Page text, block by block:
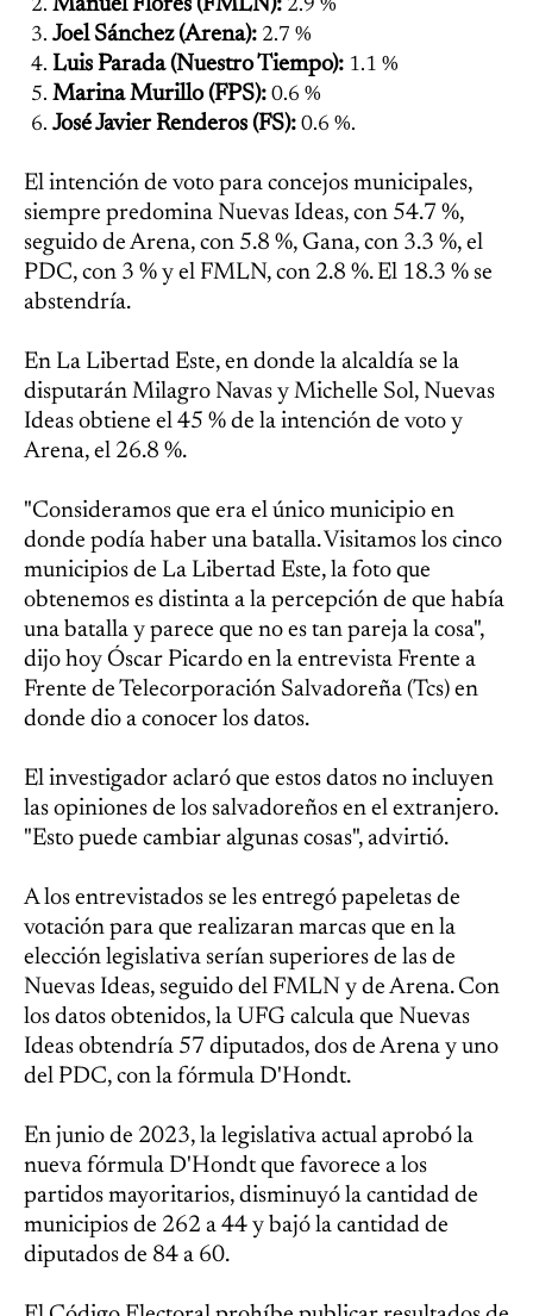
Manuel Flores (FMLN): 2.9 %
Joel Sánchez (Arena): 2.7 %
Luis Parada (Nuestro Tiempo): 1.1 %
Marina Murillo (FPS): 0.6 %
José Javier Renderos (FS): 0.6 %.
El intención de voto para concejos municipales,
siempre predomina Nuevas Ideas, con 54.7 %,
seguido de Arena, con 5.8 %, Gana, con 3.3 %, el
PDC, con 3 % y el FMLN, con 2.8 %. El 18.3 % se
abstendría.
En La Libertad Este, en donde la alcaldía se la
disputarán Milagro Navas y Michelle Sol, Nuevas
Ideas obtiene el 45 % de la intención de voto y
Arena, el 26.8 %.
"Consideramos que era el único municipio en
donde podía haber una batalla. Visitamos los cinco
municipios de La Libertad Este, la foto que
obtenemos es distinta a la percepción de que había
una batalla y parece que no es tan pareja la cosa",
dijo hoy Óscar Picardo en la entrevista Frente a
Frente de Telecorporación Salvadoreña (Tcs) en
donde dio a conocer los datos.
El investigador aclaró que estos datos no incluyen
las opiniones de los salvadoreños en el extranjero.
"Esto puede cambiar algunas cosas", advirtió.
A los entrevistados se les entregó papeletas de
votación para que realizaran marcas que en la
elección legislativa serían superiores de las de
Nuevas Ideas, seguido del FMLN y de Arena. Con
los datos obtenidos, la UFG calcula que Nuevas
Ideas obtendría 57 diputados, dos de Arena y uno
del PDC, con la fórmula D'Hondt.
En junio de 2023, la legislativa actual aprobó la
nueva fórmula D'Hondt que favorece a los
partidos mayoritarios, disminuyó la cantidad de
municipios de 262 a 44 y bajó la cantidad de
diputados de 84 a 60.